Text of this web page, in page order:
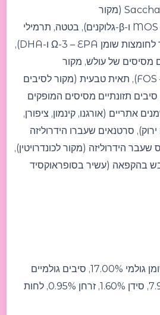
Saccharomyces cerevisiae (מקור
למאננו-אוליגוסכרידים – MOS ו-β-גלוקנים), בטטה, תרמילי
חרובים, שמן דגים (מקור לחומצות שומן Ω-3 – EPA ו-DHA),
מסיסים של עולש, מקור
לפוספו-אוליגוסכרידים – FOS), תאית טבעית (מקור לסיבים
תזונתיים מסיסים המופקים
אתריים (אורגנו, קינמון, ציפורן,
ירוק), סרטנאים שעברו הידרוליזה
שעבר הידרוליזה (מקור לכונדרויטין),
בהקפאה (עשיר בסופראוקסיד
חלבון גולמי 28.00%, שומן גולמי 17.00%, סיבים גולמיים
2.40%, אפר גולמי 7.90%, סידן 1.60%, זרחן 0.95%, לחות